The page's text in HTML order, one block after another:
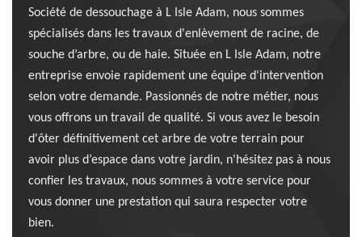
Société de dessouchage à L Isle Adam, nous sommes
spécialisés dans les travaux d'enlèvement de racine, de
souche d’arbre, ou de haie. Située en L Isle Adam, notre
entreprise envoie rapidement une équipe d'intervention
selon votre demande. Passionnés de notre métier, nous
vous offrons un travail de qualité. Si vous avez le besoin
d'ôter définitivement cet arbre de votre terrain pour
avoir plus d’espace dans votre jardin, n'hésitez pas à nous
confier les travaux, nous sommes à votre service pour
vous donner une prestation qui saura respecter votre
bien.